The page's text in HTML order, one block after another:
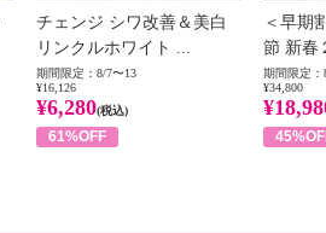
チェンジ シワ改善＆美白
リンクルホワイト ...
期間限定：8/7〜13
¥16,126
¥6,280(税込)
61%OFF
＜早期
節 新春
期間限定：
¥34,800